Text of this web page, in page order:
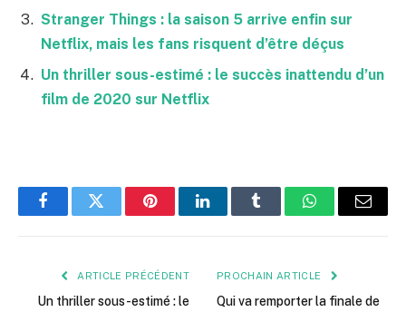
Stranger Things : la saison 5 arrive enfin sur
Netflix, mais les fans risquent d’être déçus
Un thriller sous-estimé : le succès inattendu d’un
film de 2020 sur Netflix
FacebookTwitter PinterestLinkedInTumblr WhatsApp
E-
ARTICLE PRÉCÉDENT
Un thriller sous-estimé : le
PROCHAIN ARTICLE
Qui va remporter la finale de